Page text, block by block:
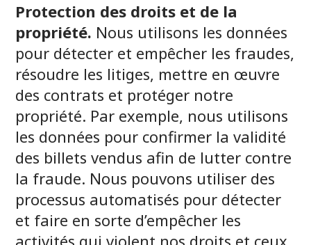
Protection des droits et de la
propriété. Nous utilisons les données
pour détecter et empêcher les fraudes,
résoudre les litiges, mettre en œuvre
des contrats et protéger notre
propriété. Par exemple, nous utilisons
les données pour confirmer la validité
des billets vendus afin de lutter contre
la fraude. Nous pouvons utiliser des
processus automatisés pour détecter
et faire en sorte d’empêcher les